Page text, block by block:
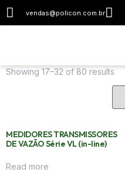
vendas@policon.com.br
Showing 17–32 of 80 results
MEDIDORES TRANSMISSORES
DE VAZÃO Série VL (in-line)
Read more